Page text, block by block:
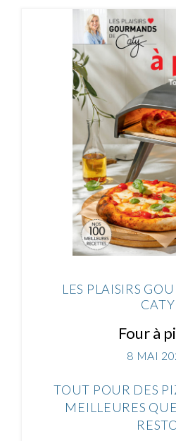
LES PLAISIRS
CATY
Four à
8 MAI
TOUT POUR DES
MEILLEURES